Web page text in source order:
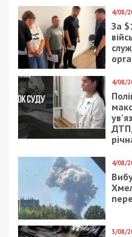
4/08/
За
4/08/
ДТП,
4/08/
3/08/